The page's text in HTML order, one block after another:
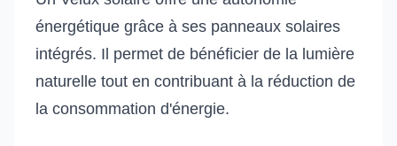
énergétique grâce à ses panneaux solaires
intégrés. Il permet de bénéficier de la lumière
naturelle tout en contribuant à la réduction de
la consommation d'énergie.